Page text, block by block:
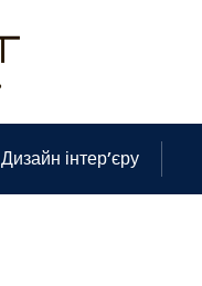
Дизайн інтер’єру